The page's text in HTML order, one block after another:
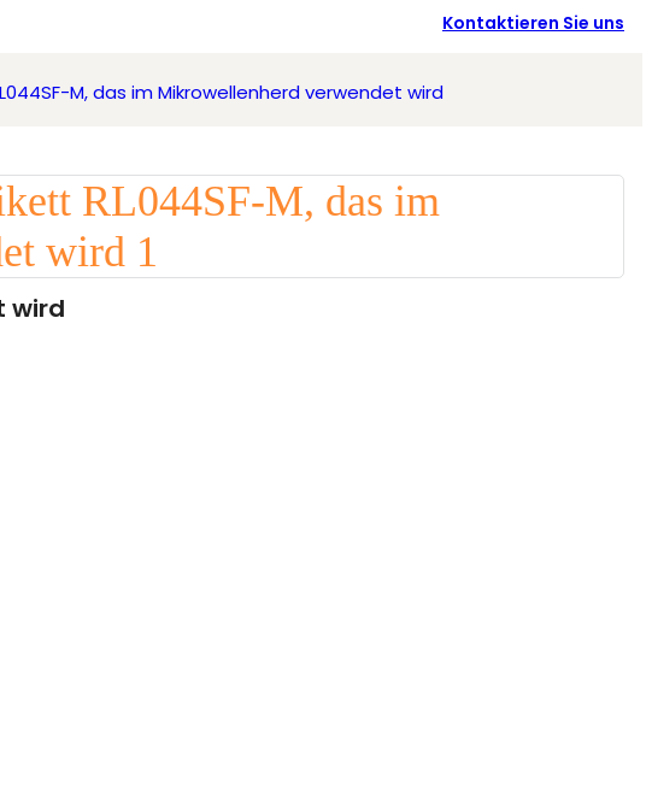
Kontaktieren Sie uns
M, das im Mikrowellenherd verwendet wird
wird